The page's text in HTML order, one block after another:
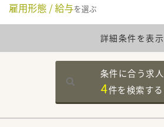
雇用形態 / 給与を選ぶ
詳細条件を表示
条件に合う求人
4件を検索する